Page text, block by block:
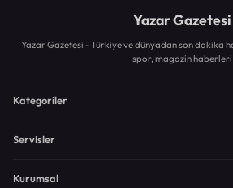
Yazar Gazetesi
Yazar Gazetesi - Türkiye ve dünyadan son dakika
spor, magazin haberleri
Kategoriler
Servisler
Kurumsal